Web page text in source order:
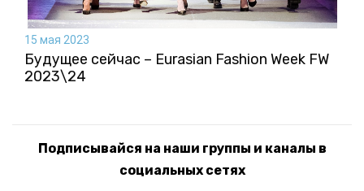
15 мая 2023
Будущее сейчас – Eurasian Fashion Week FW
2023\24
Подписывайся на наши группы и каналы в
социальных сетях